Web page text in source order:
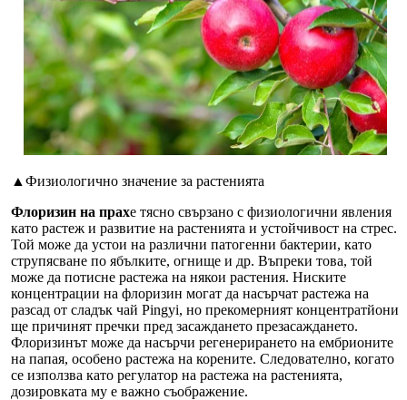
▲Физиологично значение за растенията
Флоризин на прахе тясно свързано с физиологични явления
като растеж и развитие на растенията и устойчивост на стрес.
Той може да устои на различни патогенни бактерии, като
струпясване по ябълките, огнище и др. Въпреки това, той
може да потисне растежа на някои растения. Ниските
концентрации на флоризин могат да насърчат растежа на
разсад от сладък чай Pingyi, но прекомерният концентратйони
ще причинят пречки пред засаждането презасаждането.
Флоризинът може да насърчи регенерирането на ембрионите
на папая, особено растежа на корените. Следователно, когато
се използва като регулатор на растежа на растенията,
дозировката му е важно съображение.